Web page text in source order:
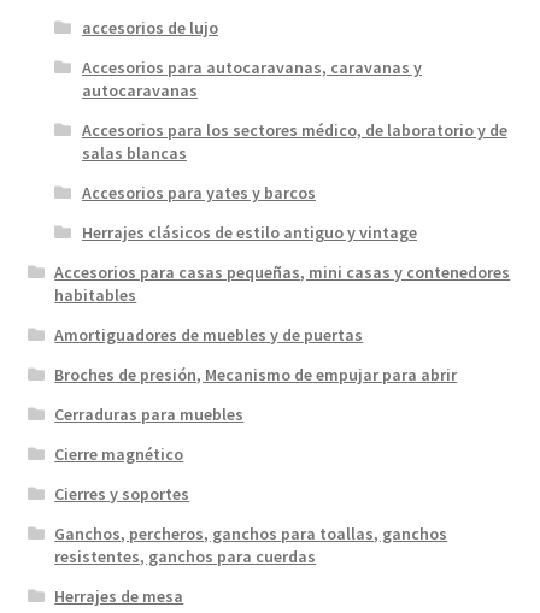
accesorios de lujo
Accesorios para autocaravanas, caravanas y
autocaravanas
Accesorios para los sectores médico, de laboratorio y de
salas blancas
Accesorios para yates y barcos
Herrajes clásicos de estilo antiguo y vintage
Accesorios para casas pequeñas, mini casas y contenedores
habitables
Amortiguadores de muebles y de puertas
Broches de presión, Mecanismo de empujar para abrir
Cerraduras para muebles
Cierre magnético
Cierres y soportes
Ganchos, percheros, ganchos para toallas, ganchos
resistentes, ganchos para cuerdas
Herrajes de mesa